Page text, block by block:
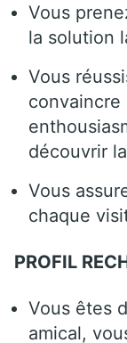
Vous
la solution
Vous
découvrir
Vous
chaque
PROFIL
Vous êtes
amical,